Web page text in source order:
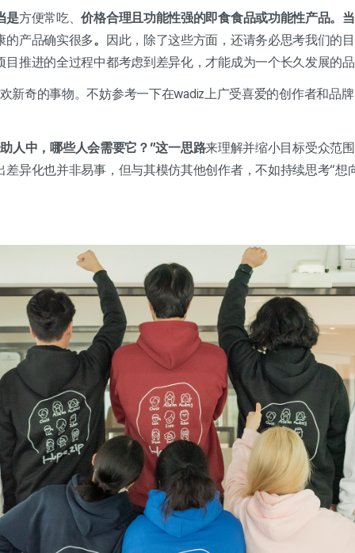
是方便常吃、价格合理且功能性强的即食食品或功能性产品。
的产品确实很多。 因此，除了这些方面，还请务必思考我们的
目推进的全过程中都考虑到差异化，才能成为一个长久发展的
新奇的事物。不妨参考一下在wadiz上广受喜爱的创作者和品
人中，哪些人会需要它？”这一思路来理解并缩小目标受众范
异化也并非易事，但与其模仿其他创作者，不如持续思考“想